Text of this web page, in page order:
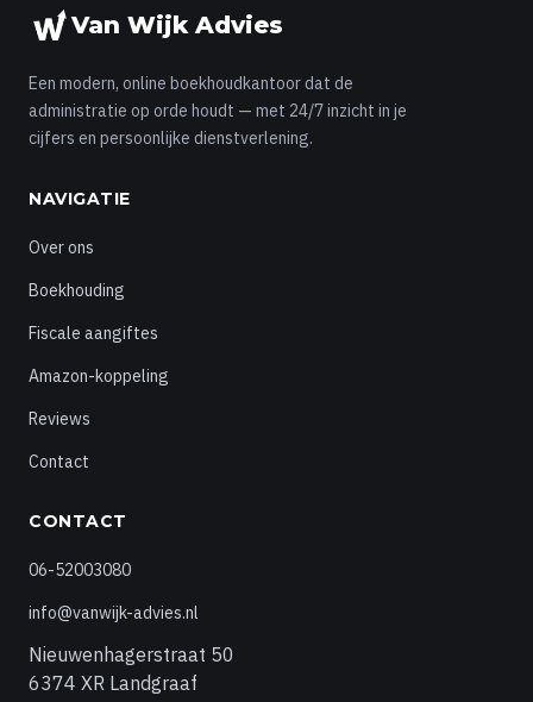
Van Wijk Advies
Een modern, online boekhoudkantoor dat de
administratie op orde houdt — met 24/7 inzicht in je
cijfers en persoonlijke dienstverlening.
NAVIGATIE
Over ons
Boekhouding
Fiscale aangiftes
Amazon-koppeling
Reviews
Contact
CONTACT
06-52003080
info@vanwijk-advies.nl
Nieuwenhagerstraat 50
6374 XR Landgraaf